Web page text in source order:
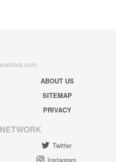
ABOUT US
SITEMAP
PRIVACY
Twitter
Instagram